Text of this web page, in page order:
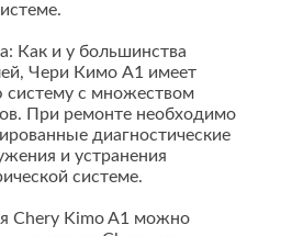
Как и у большинства
Чери Кимо А1 имеет
систему с множеством
При ремонте необходимо
диагностические
и устранения
системе.
Chery Kimo A1 можно